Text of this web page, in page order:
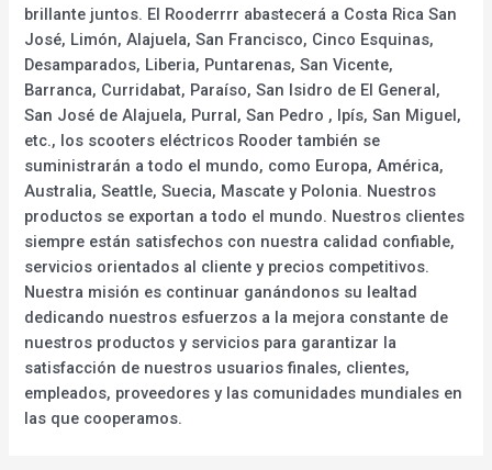
brillante juntos. El Rooderrrr abastecerá a Costa Rica San
José, Limón, Alajuela, San Francisco, Cinco Esquinas,
Desamparados, Liberia, Puntarenas, San Vicente,
Barranca, Curridabat, Paraíso, San Isidro de El General,
San José de Alajuela, Purral, San Pedro , Ipís, San Miguel,
etc., los scooters eléctricos Rooder también se
suministrarán a todo el mundo, como Europa, América,
Australia, Seattle, Suecia, Mascate y Polonia. Nuestros
productos se exportan a todo el mundo. Nuestros clientes
siempre están satisfechos con nuestra calidad confiable,
servicios orientados al cliente y precios competitivos.
Nuestra misión es continuar ganándonos su lealtad
dedicando nuestros esfuerzos a la mejora constante de
nuestros productos y servicios para garantizar la
satisfacción de nuestros usuarios finales, clientes,
empleados, proveedores y las comunidades mundiales en
las que cooperamos.